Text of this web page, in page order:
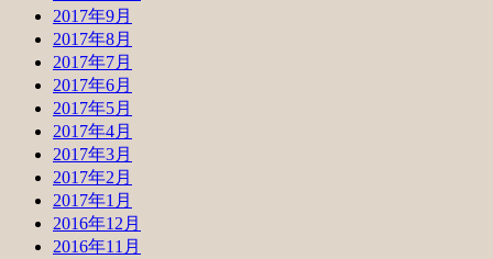
2017年9月
2017年8月
2017年7月
2017年6月
2017年5月
2017年4月
2017年3月
2017年2月
2017年1月
2016年12月
2016年11月